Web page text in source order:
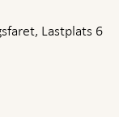
Lastplats 6